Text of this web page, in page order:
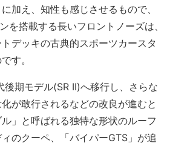
加え、知性も感じさせるもので、
を搭載する長いフロントノーズは、
デッキの古典的スポーツカースタ
す。
期モデル(SR II)へ移行し、さらな
が敢行されるなどの改良が進むと
」と呼ばれる独特な形状のルーフ
のクーペ、「バイパーGTS」が追